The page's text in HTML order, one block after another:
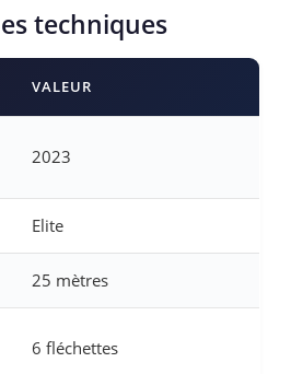
techniques
VALEUR
2023
Elite
25 mètres
6 fléchettes